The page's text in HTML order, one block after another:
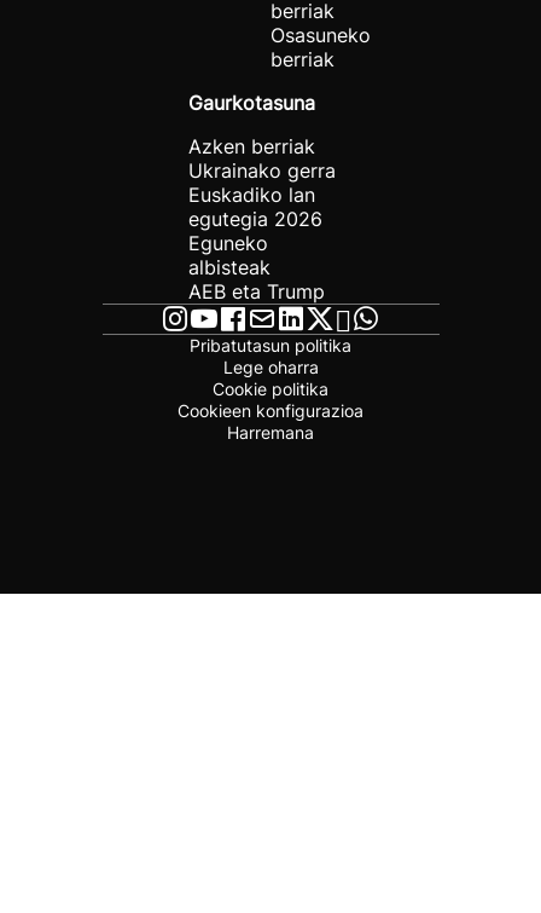
berriak
Osasuneko
berriak
Gaurkotasuna
Azken berriak
Ukrainako gerra
Euskadiko lan
egutegia 2026
Eguneko
albisteak
AEB eta Trump
Pribatutasun politika
Lege oharra
Cookie politika
Cookieen konfigurazioa
Harremana